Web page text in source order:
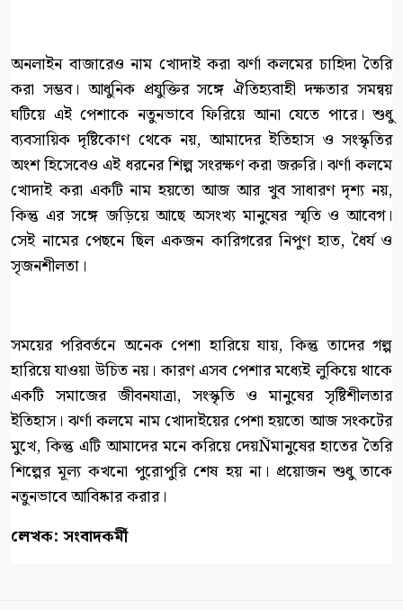
অনলাইন বাজারেও নাম খোদাই করা ঝর্ণা কলমের চাহিদা তৈরি
করা সম্ভব। আধুনিক প্রযুক্তির সঙ্গে ঐতিহ্যবাহী দক্ষতার সমন্বয়
ঘটিয়ে এই পেশাকে নতুনভাবে ফিরিয়ে আনা যেতে পারে। শুধু
ব্যবসায়িক দৃষ্টিকোণ থেকে নয়, আমাদের ইতিহাস ও সংস্কৃতির
অংশ হিসেবেও এই ধরনের শিল্প সংরক্ষণ করা জরুরি। ঝর্ণা কলমে
খোদাই করা একটি নাম হয়তো আজ আর খুব সাধারণ দৃশ্য নয়,
কিন্তু এর সঙ্গে জড়িয়ে আছে অসংখ্য মানুষের স্মৃতি ও আবেগ।
সেই নামের পেছনে ছিল একজন কারিগরের নিপুণ হাত, ধৈর্য ও
সৃজনশীলতা।
সময়ের পরিবর্তনে অনেক পেশা হারিয়ে যায়, কিন্তু তাদের গল্প
হারিয়ে যাওয়া উচিত নয়। কারণ এসব পেশার মধ্যেই লুকিয়ে থাকে
একটি সমাজের জীবনযাত্রা, সংস্কৃতি ও মানুষের সৃষ্টিশীলতার
ইতিহাস। ঝর্ণা কলমে নাম খোদাইয়ের পেশা হয়তো আজ সংকটের
মুখে, কিন্তু এটি আমাদের মনে করিয়ে দেয়Ñমানুষের হাতের তৈরি
শিল্পের মূল্য কখনো পুরোপুরি শেষ হয় না। প্রয়োজন শুধু তাকে
নতুনভাবে আবিষ্কার করার।
লেখক: সংবাদকর্মী